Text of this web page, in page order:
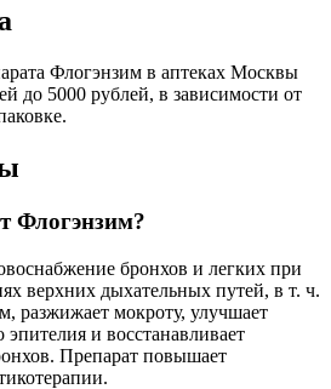
Флогэнзим в аптеках Москвы
до 5000 рублей, в зависимости от
Флогэнзим?
бронхов и легких при
верхних дыхательных путей, в т. ч.
разжижает мокроту, улучшает
и восстанавливает
Препарат повышает